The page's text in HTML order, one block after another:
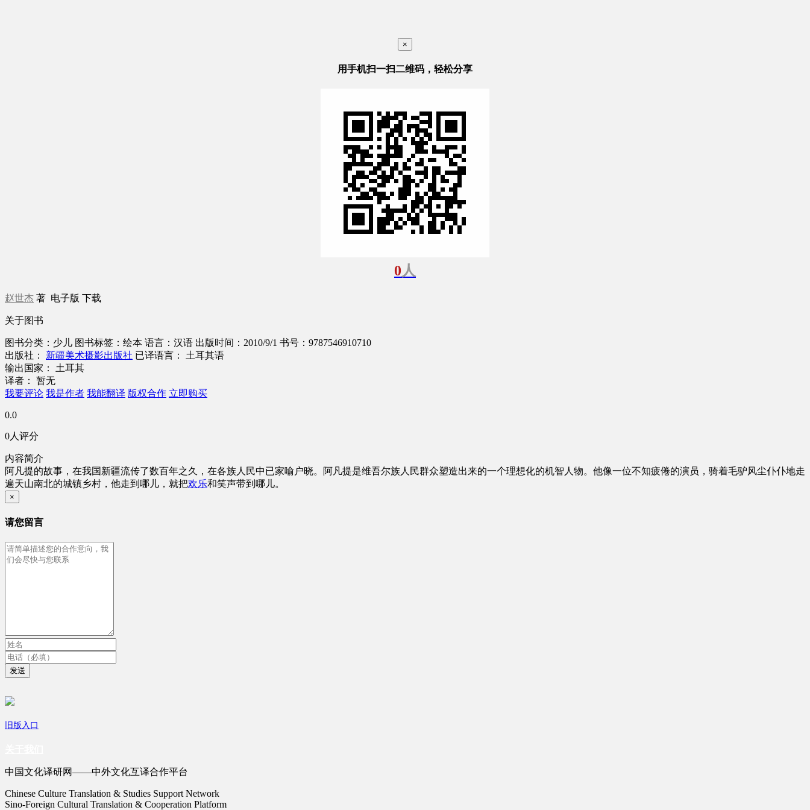
×
用手机扫一扫二维码，轻松分享
0人
赵世杰 著 电子版 下载
关于图书
图书分类：少儿 图书标签：绘本 语言：汉语 出版时间：2010/9/1 书号：9787546910710
出版社： 新疆美术摄影出版社 已译语言： 土耳其语
输出国家： 土耳其
译者： 暂无
我要评论 我是作者 我能翻译 版权合作 立即购买
0.0
0人评分
内容简介
阿凡提的故事，在我国新疆流传了数百年之久，在各族人民中已家喻户晓。阿凡提是维吾尔族人民群众塑造出来的一个理想化的机智人物。他像一位不知疲倦的演员，骑着毛驴风尘仆仆地走
遍天山南北的城镇乡村，他走到哪儿，就把欢乐和笑声带到哪儿。
×
请您留言
发送
旧版入口
中国文化译研网——中外文化互译合作平台
Chinese Culture Translation & Studies Support Network
Sino-Foreign Cultural Translation & Cooperation Platform